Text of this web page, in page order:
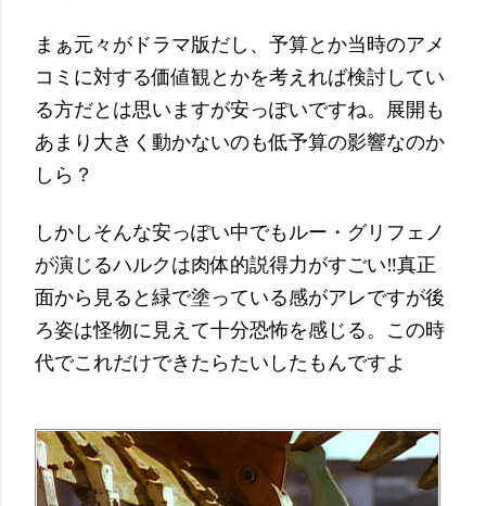
まぁ元々がドラマ版だし、予算とか当時のアメ
コミに対する価値観とかを考えれば検討してい
る方だとは思いますが安っぽいですね。展開も
あまり大きく動かないのも低予算の影響なのか
しら？
しかしそんな安っぽい中でもルー・グリフェノ
が演じるハルクは肉体的説得力がすごい‼真正
面から見ると緑で塗っている感がアレですが後
ろ姿は怪物に見えて十分恐怖を感じる。この時
代でこれだけできたらたいしたもんですよ